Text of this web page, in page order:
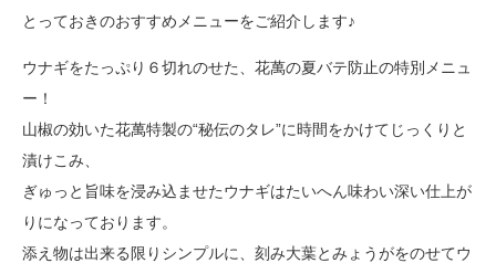
とっておきのおすすめメニューをご紹介します♪
ウナギをたっぷり６切れのせた、花萬の夏バテ防止の特別メニュ
ー！
山椒の効いた花萬特製の“秘伝のタレ”に時間をかけてじっくりと
漬けこみ、
ぎゅっと旨味を浸み込ませたウナギはたいへん味わい深い仕上が
りになっております。
添え物は出来る限りシンプルに、刻み大葉とみょうがをのせてウ